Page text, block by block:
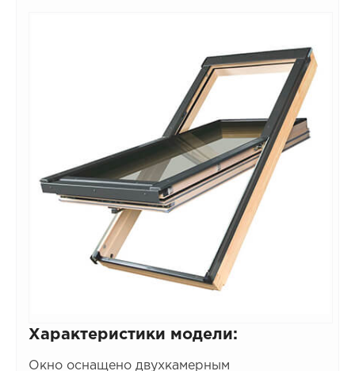
Характеристики модели:
Окно оснащено двухкамерным